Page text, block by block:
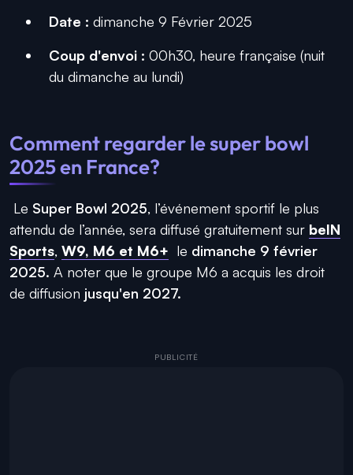
Date : dimanche 9 Février 2025
Coup d'envoi : 00h30, heure française (nuit
du dimanche au lundi)
Comment regarder le super bowl
2025 en France?
Le Super Bowl 2025, l’événement sportif le plus
attendu de l’année, sera diffusé gratuitement sur beIN
Sports, W9, M6 et M6+ le dimanche 9 février
2025. A noter que le groupe M6 a acquis les droit
de diffusion jusqu'en 2027.